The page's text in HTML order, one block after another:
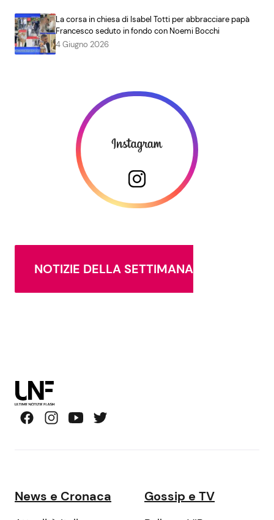
La corsa in chiesa di Isabel Totti per abbracciare papà
Francesco seduto in fondo con Noemi Bocchi
4 Giugno 2026
NOTIZIE DELLA SETTIMANA
News e Cronaca Gossip e TV